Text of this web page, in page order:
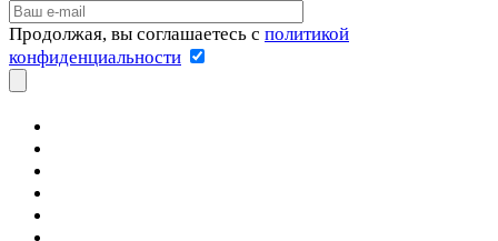
Продолжая, вы соглашаетесь с политикой
конфиденциальности